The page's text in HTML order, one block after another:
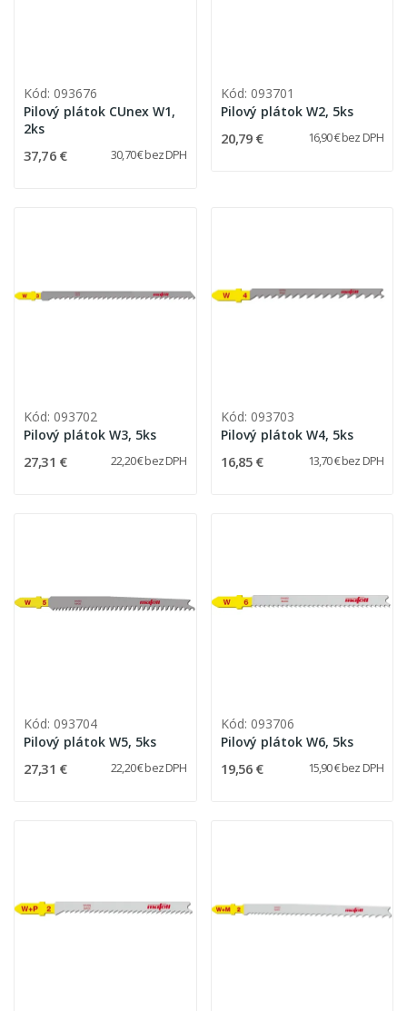
Kód: 093676
Pilový plátok CUnex W1,
2ks
37,76 € 30,70 € bez DPH
Kód: 093701
Pilový plátok W2, 5ks
20,79 € 16,90 € bez DPH
Kód: 093702
Pilový plátok W3, 5ks
27,31 € 22,20 € bez DPH
Kód: 093703
Pilový plátok W4, 5ks
16,85 € 13,70 € bez DPH
Kód: 093704
Pilový plátok W5, 5ks
27,31 € 22,20 € bez DPH
Kód: 093706
Pilový plátok W6, 5ks
19,56 € 15,90 € bez DPH